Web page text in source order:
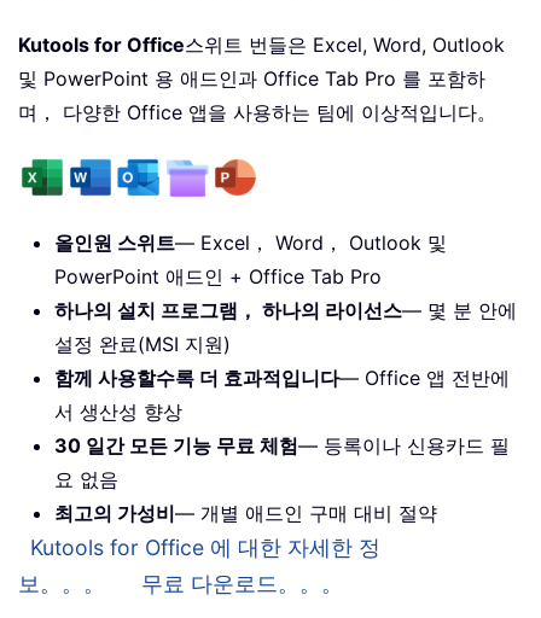
Kutools for Office스위트 번들은 Excel, Word, Outlook
및 PowerPoint 용 애드인과 Office Tab Pro 를 포함하
며， 다양한 Office 앱을 사용하는 팀에 이상적입니다。
올인원 스위트— Excel， Word， Outlook 및
PowerPoint 애드인 + Office Tab Pro
하나의 설치 프로그램， 하나의 라이선스— 몇 분 안에
설정 완료(MSI 지원)
함께 사용할수록 더 효과적입니다— Office 앱 전반에
서 생산성 향상
30 일간 모든 기능 무료 체험— 등록이나 신용카드 필
요 없음
최고의 가성비— 개별 애드인 구매 대비 절약
Kutools for Office 에 대한 자세한 정
보。。。
무료 다운로드。。。